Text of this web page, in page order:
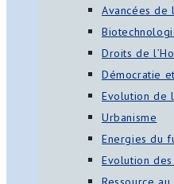
Avancées de
Droits de
Démocratie
Evolution de
Urbanisme
Energies du
Evolution